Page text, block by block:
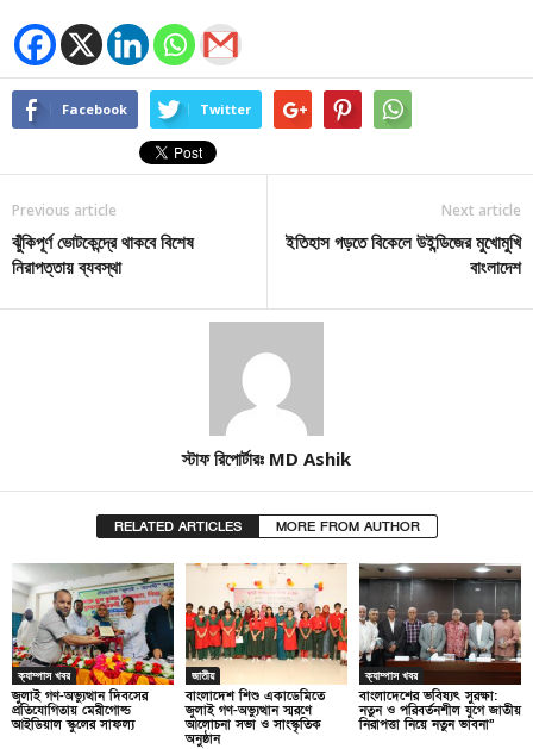
Facebook Twitter
Previous article
ঝুঁকিপূর্ণ ভোটকেন্দ্রে থাকবে বিশেষ
নিরাপত্তায় ব্যবস্থা
Next article
ইতিহাস গড়তে বিকেলে উইন্ডিজের মুখোমুখি
বাংলাদেশ
স্টাফ রিপোর্টারঃ MD Ashik
RELATED ARTICLES MORE FROM AUTHOR
ক্যাম্পাস খবর
জুলাই গণ-অভ্যুত্থান দিবসের
প্রতিযোগিতায় মেরীগোল্ড
আইডিয়াল স্কুলের সাফল্য
জাতীয়
বাংলাদেশ শিশু একাডেমিতে
জুলাই গণ-অভ্যুত্থান স্মরণে
আলোচনা সভা ও সাংস্কৃতিক
অনুষ্ঠান
ক্যাম্পাস খবর
বাংলাদেশের ভবিষ্যৎ সুরক্ষা:
নতুন ও পরিবর্তনশীল যুগে জাতীয়
নিরাপত্তা নিয়ে নতুন ভাবনা”